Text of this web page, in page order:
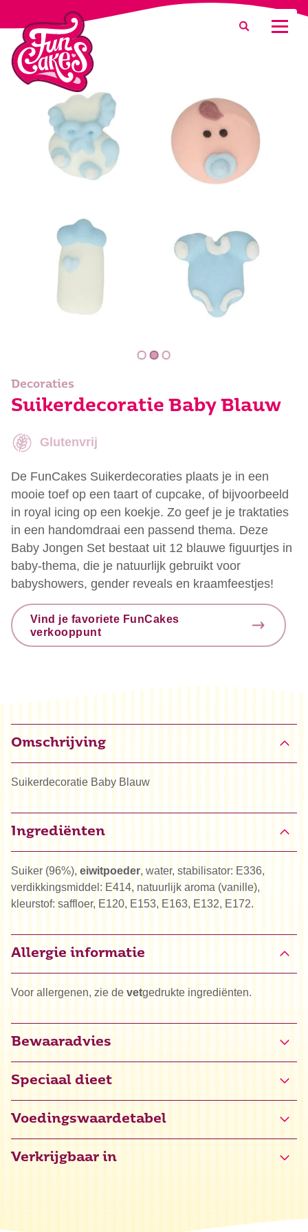
Waar ben je naar op zoek?
Decoraties
Suikerdecoratie Baby Blauw
Glutenvrij
De FunCakes Suikerdecoraties plaats je in een
mooie toef op een taart of cupcake, of bijvoorbeeld
in royal icing op een koekje. Zo geef je je traktaties
in een handomdraai een passend thema. Deze
Baby Jongen Set bestaat uit 12 blauwe figuurtjes in
baby-thema, die je natuurlijk gebruikt voor
babyshowers, gender reveals en kraamfeestjes!
Vind je favoriete FunCakes
verkooppunt
Omschrijving
Suikerdecoratie Baby Blauw
Ingrediënten
Suiker (96%), eiwitpoeder, water, stabilisator: E336,
verdikkingsmiddel: E414, natuurlijk aroma (vanille),
kleurstof: saffloer, E120, E153, E163, E132, E172.
Allergie informatie
Voor allergenen, zie de vetgedrukte ingrediënten.
Bewaaradvies
Speciaal dieet
Glutenvrij gecertificeerd (NL-090-127)
Voedingswaardetabel
Verkrijgbaar in